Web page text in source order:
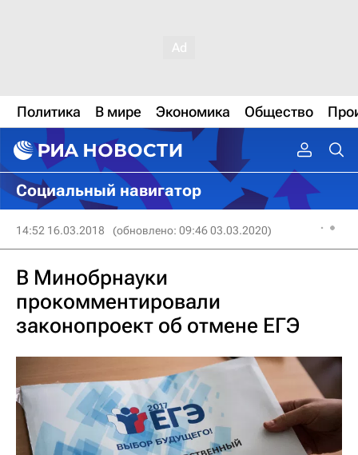
Политика В мире Экономика Общество
Социальный навигатор
14:52 16.03.2018 (обновлено: 09:46 03.03.2020)
В Минобрнауки
прокомментировали
законопроект об отмене ЕГЭ‍